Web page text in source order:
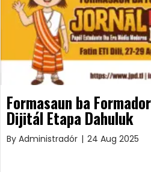
Formasaun ba
Dijitál Etapa Dahuluk
By Administradór | 24 Aug 2025